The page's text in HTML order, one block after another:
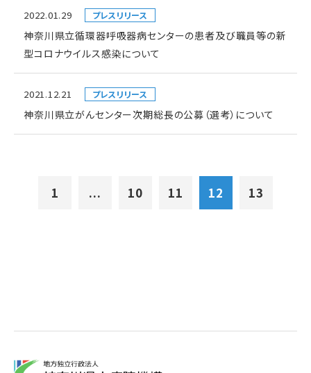
2022.01.29 プレスリリース
神奈川県立循環器呼吸器病センターの患者及び職員等の新
型コロナウイルス感染について
2021.12.21 プレスリリース
神奈川県立がんセンター次期総長の公募（選考）について
1 ... 10 11 12 13